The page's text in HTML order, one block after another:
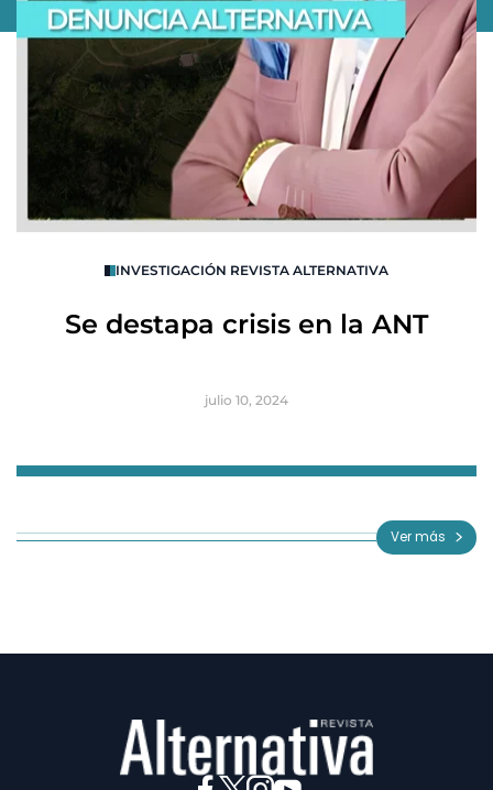
INVESTIGACIÓN REVISTA ALTERNATIVA
Se destapa crisis en la ANT
julio 10, 2024
3
Ver más